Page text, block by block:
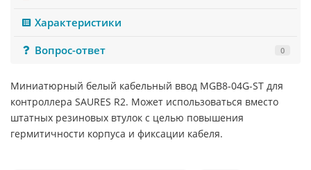
Характеристики
Вопрос-ответ
0
Миниатюрный белый кабельный ввод MGB8-04G-ST для
контроллера SAURES R2. Может использоваться вместо
штатных резиновых втулок с целью повышения
гермитичности корпуса и фиксации кабеля.